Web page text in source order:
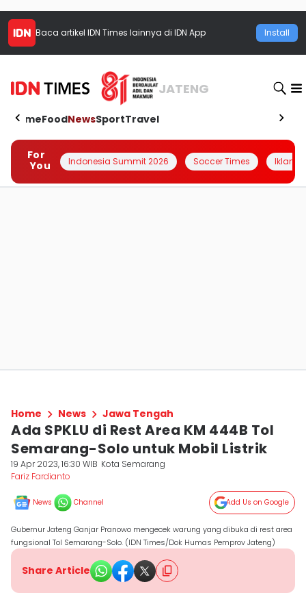
Baca artikel IDN Times lainnya di IDN App Install
JATENG
HomeFoodNewsSportTravel
For
You
Indonesia Summit 2026 Soccer Times Iklanin
Home News Jawa Tengah
Ada SPKLU di Rest Area KM 444B Tol
Semarang-Solo untuk Mobil Listrik
19 Apr 2023, 16:30 WIB Kota Semarang
Fariz Fardianto
News Channel Add Us on Google
Gubernur Jateng Ganjar Pranowo mengecek warung yang dibuka di rest area
fungsional Tol Semarang-Solo. (IDN Times/Dok Humas Pemprov Jateng)
Share Article